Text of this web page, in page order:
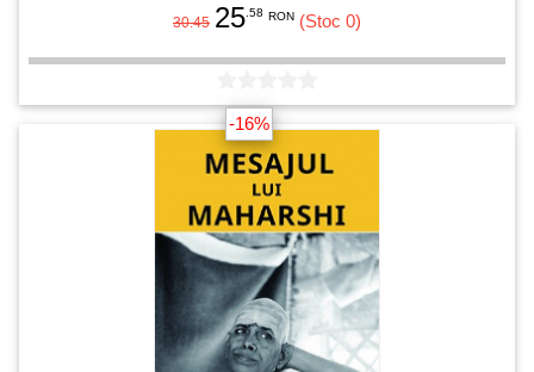
30.45 25 .58 RON (Stoc 0)
-16%